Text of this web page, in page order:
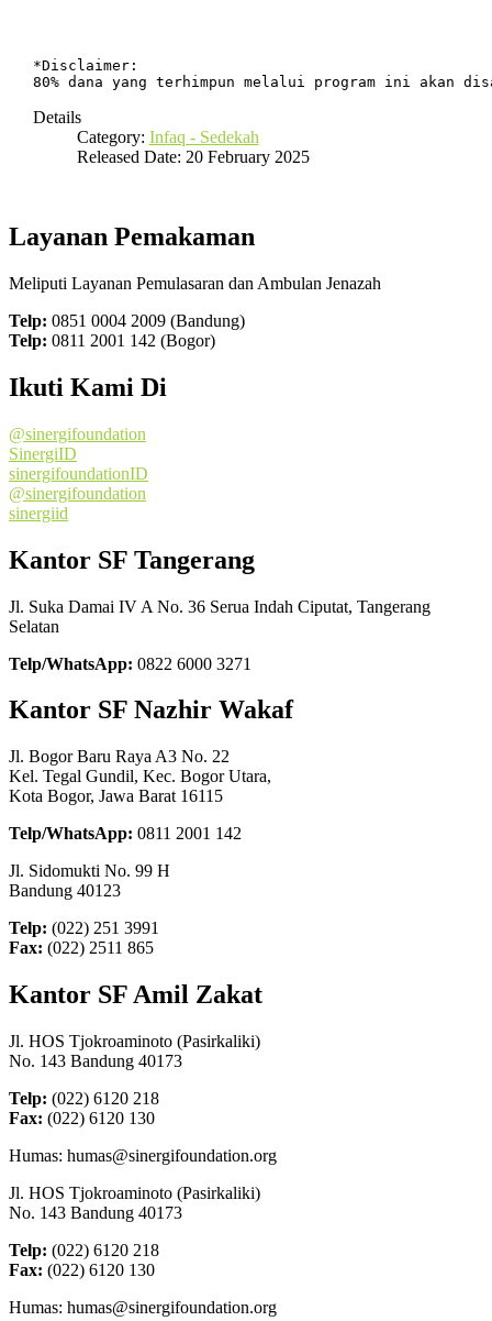
*Disclaimer:
80% dana yang terhimpun melalui program ini akan
Details
Category: Infaq - Sedekah
Released Date: 20 February 2025
Layanan Pemakaman
Meliputi Layanan Pemulasaran dan Ambulan Jenazah
Telp: 0851 0004 2009 (Bandung)
Telp: 0811 2001 142 (Bogor)
Ikuti Kami Di
@sinergifoundation
SinergiID
sinergifoundationID
@sinergifoundation
sinergiid
Kantor SF Tangerang
Jl. Suka Damai IV A No. 36 Serua Indah Ciputat, Tangerang
Selatan
Telp/WhatsApp: 0822 6000 3271
Kantor SF Nazhir Wakaf
Jl. Bogor Baru Raya A3 No. 22
Kel. Tegal Gundil, Kec. Bogor Utara,
Kota Bogor, Jawa Barat 16115
Telp/WhatsApp: 0811 2001 142
Jl. Sidomukti No. 99 H
Bandung 40123
Telp: (022) 251 3991
Fax: (022) 2511 865
Kantor SF Amil Zakat
Jl. HOS Tjokroaminoto (Pasirkaliki)
No. 143 Bandung 40173
Telp: (022) 6120 218
Fax: (022) 6120 130
Humas: humas@sinergifoundation.org
Jl. HOS Tjokroaminoto (Pasirkaliki)
No. 143 Bandung 40173
Telp: (022) 6120 218
Fax: (022) 6120 130
Humas: humas@sinergifoundation.org